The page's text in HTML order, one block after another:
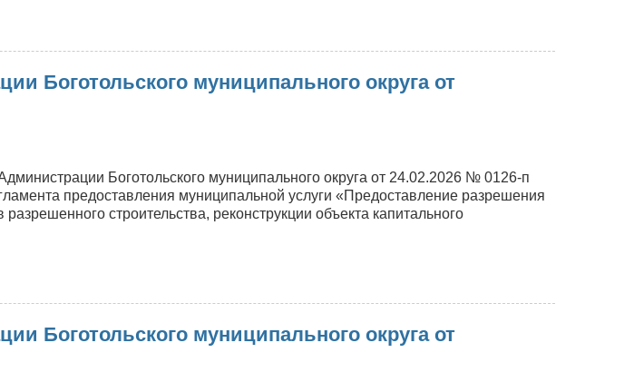
Боготольского муниципального округа от
Боготольского муниципального округа от 24.02.2026 № 0126-п
предоставления муниципальной услуги «Предоставление разрешения
строительства, реконструкции объекта капитального
Боготольского муниципального округа от